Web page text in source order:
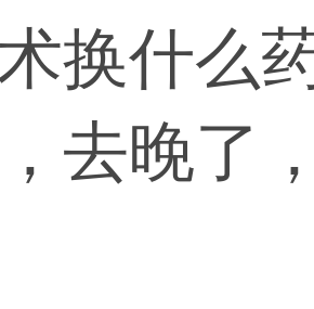
换什么
去晚了